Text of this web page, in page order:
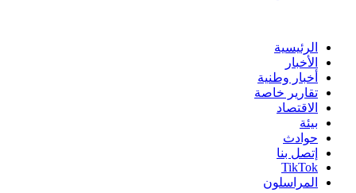
الرئيسية
الأخبار
أخبار وطنية
تقارير خاصة
الاقتصاد
بيئة
حوادث
إتصل بنا
TikTok
المراسلون